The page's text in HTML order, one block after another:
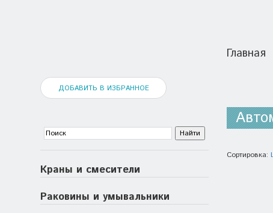
ДОБАВИТЬ В ИЗБРАННОЕ
Краны и смесители
Раковины и умывальники
Главная
Сортировка: